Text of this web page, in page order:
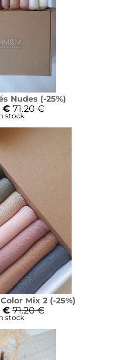
Nudes (-25%)
€ 71.20 €
stock
Mix 2 (-25%)
€ 71.20 €
stock